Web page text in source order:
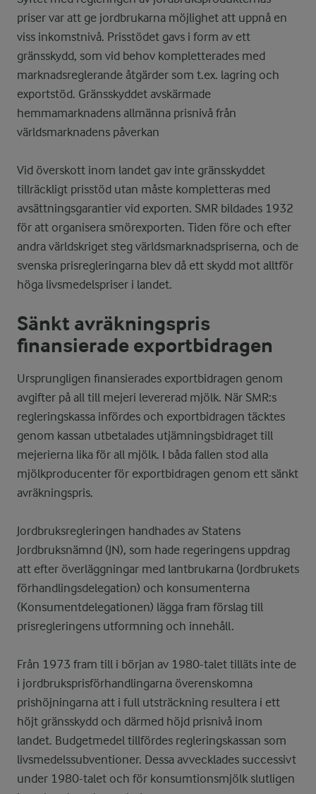
priser var att ge jordbrukarna möjlighet att uppnå en
viss inkomstnivå. Prisstödet gavs i form av ett
gränsskydd, som vid behov kompletterades med
marknadsreglerande åtgärder som t.ex. lagring och
exportstöd. Gränsskyddet avskärmade
hemmamarknadens allmänna prisnivå från
världsmarknadens påverkan
Vid överskott inom landet gav inte gränsskyddet
tillräckligt prisstöd utan måste kompletteras med
avsättningsgarantier vid exporten. SMR bildades 1932
för att organisera smörexporten. Tiden före och efter
andra världskriget steg världsmarknadspriserna, och de
svenska prisregleringarna blev då ett skydd mot alltför
höga livsmedelspriser i landet.
Sänkt avräkningspris
finansierade exportbidragen
Ursprungligen finansierades exportbidragen genom
avgifter på all till mejeri levererad mjölk. När SMR:s
regleringskassa infördes och exportbidragen täcktes
genom kassan utbetalades utjämningsbidraget till
mejerierna lika för all mjölk. I båda fallen stod alla
mjölkproducenter för exportbidragen genom ett sänkt
avräkningspris.
Jordbruksregleringen handhades av Statens
Jordbruksnämnd (JN), som hade regeringens uppdrag
att efter överläggningar med lantbrukarna (Jordbrukets
förhandlingsdelegation) och konsumenterna
(Konsumentdelegationen) lägga fram förslag till
prisregleringens utformning och innehåll.
Från 1973 fram till i början av 1980-talet tilläts inte de
i jordbruksprisförhandlingarna överenskomna
prishöjningarna att i full utsträckning resultera i ett
höjt gränsskydd och därmed höjd prisnivå inom
landet. Budgetmedel tillfördes regleringskassan som
livsmedelssubventioner. Dessa avvecklades successivt
under 1980-talet och för konsumtionsmjölk slutligen